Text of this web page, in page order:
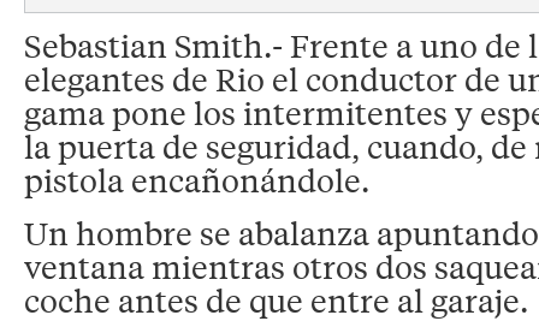
Sebastian Smith.- Frente a uno de
elegantes de Rio el conductor de
gama pone los intermitentes y
la puerta de seguridad, cuando,
pistola encañonándole.
Un hombre se abalanza
ventana mientras otros dos
coche antes de que entre al garaje.